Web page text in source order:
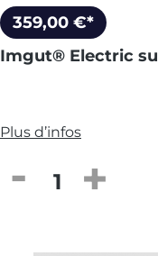
359,00 €*
Imgut® Electric
Plus d’infos
Quantité de